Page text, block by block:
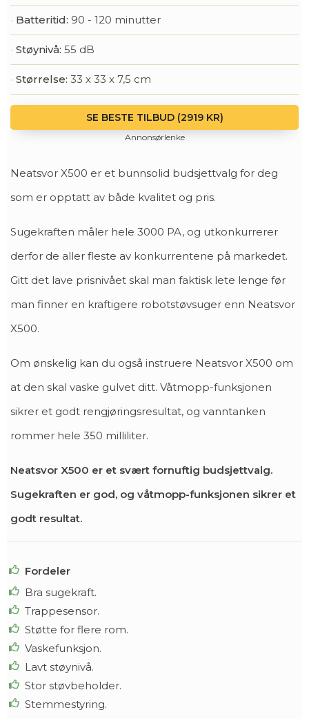
Batteritid: 90 - 120 minutter
Støynivå: 55 dB
Størrelse: 33 x 33 x 7,5 cm
SE BESTE TILBUD (2919 KR)
Annonsørlenke
Neatsvor X500 er et bunnsolid budsjettvalg for deg
som er opptatt av både kvalitet og pris.
Sugekraften måler hele 3000 PA, og utkonkurrerer
derfor de aller fleste av konkurrentene på markedet.
Gitt det lave prisnivået skal man faktisk lete lenge før
man finner en kraftigere robotstøvsuger enn Neatsvor
X500.
Om ønskelig kan du også instruere Neatsvor X500 om
at den skal vaske gulvet ditt. Våtmopp-funksjonen
sikrer et godt rengjøringsresultat, og vanntanken
rommer hele 350 milliliter.
Neatsvor X500 er et svært fornuftig budsjettvalg.
Sugekraften er god, og våtmopp-funksjonen sikrer et
godt resultat.
Fordeler
Bra sugekraft.
Trappesensor.
Støtte for flere rom.
Vaskefunksjon.
Lavt støynivå.
Stor støvbeholder.
Stemmestyring.